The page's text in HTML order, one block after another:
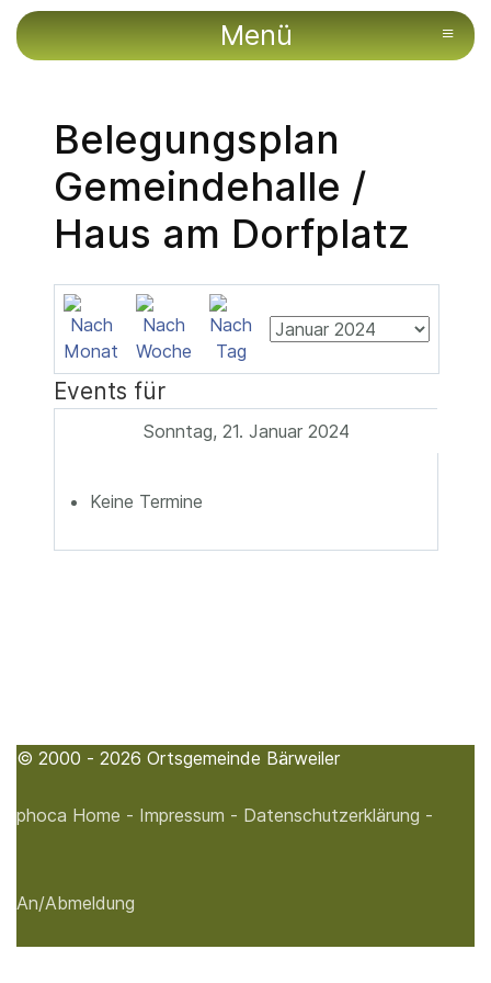
Menü ≡
Belegungsplan
Gemeindehalle /
Haus am Dorfplatz
Events für
Sonntag, 21. Januar 2024
Keine Termine
© 2000 - 2026 Ortsgemeinde Bärweiler
phoca Home - Impressum - Datenschutzerklärung -
An/Abmeldung